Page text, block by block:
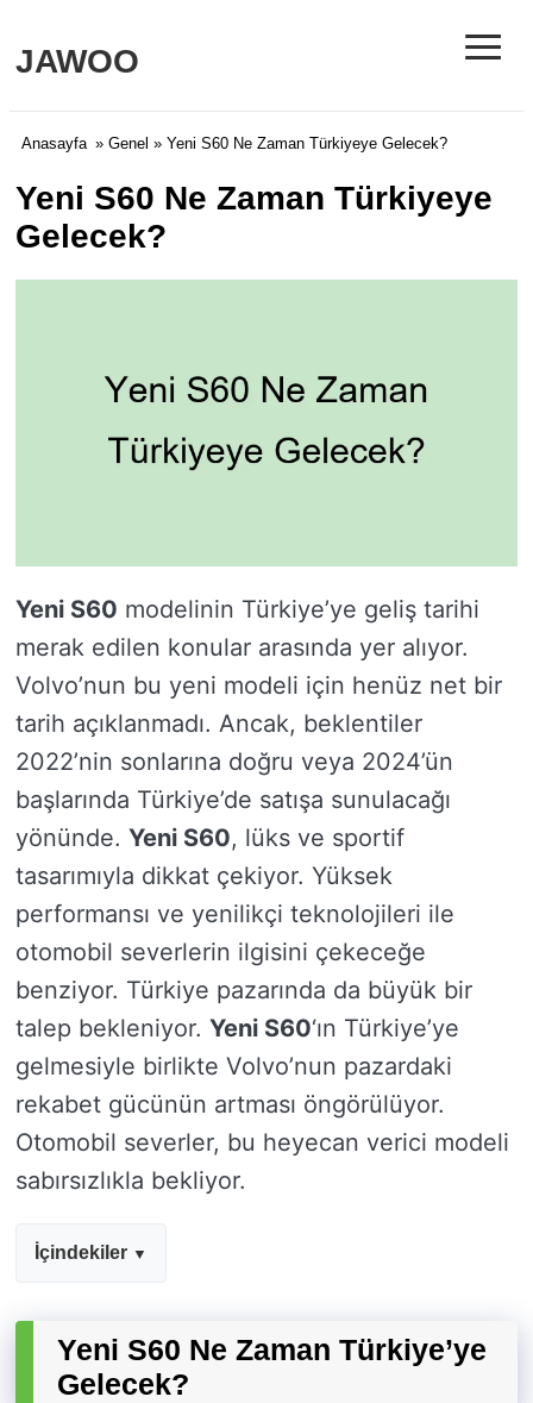
JAWOO ≡
Anasayfa » Genel » Yeni S60 Ne Zaman Türkiyeye Gelecek?
Yeni S60 Ne Zaman Türkiyeye
Gelecek?
Yeni S60 modelinin Türkiye’ye geliş tarihi
merak edilen konular arasında yer alıyor.
Volvo’nun bu yeni modeli için henüz net bir
tarih açıklanmadı. Ancak, beklentiler
2022’nin sonlarına doğru veya 2024’ün
başlarında Türkiye’de satışa sunulacağı
yönünde. Yeni S60, lüks ve sportif
tasarımıyla dikkat çekiyor. Yüksek
performansı ve yenilikçi teknolojileri ile
otomobil severlerin ilgisini çekeceğe
benziyor. Türkiye pazarında da büyük bir
talep bekleniyor. Yeni S60‘ın Türkiye’ye
gelmesiyle birlikte Volvo’nun pazardaki
rekabet gücünün artması öngörülüyor.
Otomobil severler, bu heyecan verici modeli
sabırsızlıkla bekliyor.
İçindekiler
Yeni S60 Ne Zaman Türkiye’ye
Gelecek?